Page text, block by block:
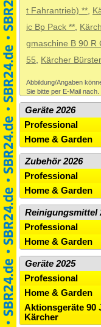
t Fahrantrieb) **,
ic Bp Pack **,
gmaschine B 90 R
55, Kärcher
Abbildung/Angaben
Sie bitte per E-Mail nach.
Geräte 2026
Professional
Home & Garden
Zubehör 2026
Professional
Home & Garden
Reinigungsmittel
Professional
Home & Garden
Geräte 2025
Professional
Home & Garden
Aktionsgeräte 90
Kärcher